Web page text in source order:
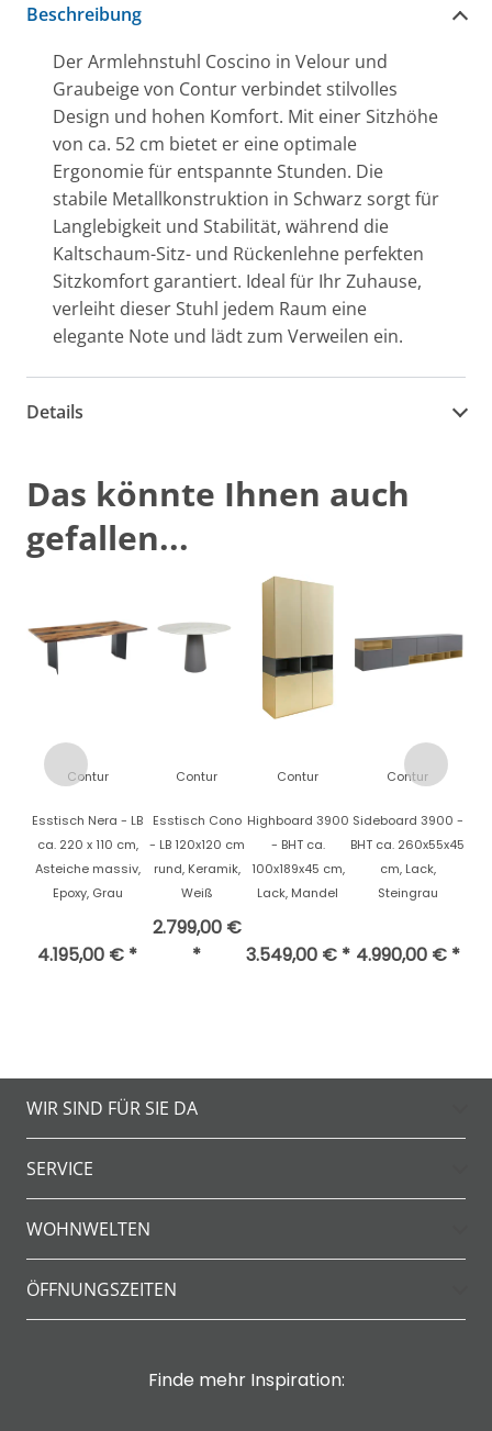
Beschreibung
Der Armlehnstuhl Coscino in Velour und
Graubeige von Contur verbindet stilvolles
Design und hohen Komfort. Mit einer Sitzhöhe
von ca. 52 cm bietet er eine optimale
Ergonomie für entspannte Stunden. Die
stabile Metallkonstruktion in Schwarz sorgt für
Langlebigkeit und Stabilität, während die
Kaltschaum-Sitz- und Rückenlehne perfekten
Sitzkomfort garantiert. Ideal für Ihr Zuhause,
verleiht dieser Stuhl jedem Raum eine
elegante Note und lädt zum Verweilen ein.
Details
Das könnte Ihnen auch
gefallen...
Contur
Esstisch Nera - LB
ca. 220 x 110 cm,
Asteiche massiv,
Epoxy, Grau
4.195,00 € *
Contur
Esstisch Cono
- LB 120x120 cm
rund, Keramik,
Weiß
2.799,00 €
*
Contur
Highboard 3900
- BHT ca.
100x189x45 cm,
Lack, Mandel
3.549,00 € *
Contur
Sideboard 3900 -
BHT ca. 260x55x45
cm, Lack,
Steingrau
4.990,00 € *
WIR SIND FÜR SIE DA
SERVICE
WOHNWELTEN
ÖFFNUNGSZEITEN
Finde mehr Inspiration: